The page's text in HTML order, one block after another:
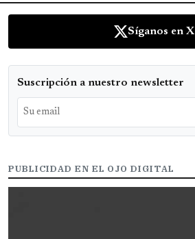
Síganos en X
Suscripción a nuestro newsletter
PUBLICIDAD EN EL OJO DIGITAL